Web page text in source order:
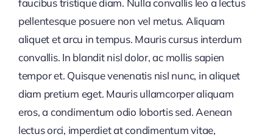
faucibus tristique diam. Nulla convallis leo a lectus
pellentesque posuere non vel metus. Aliquam
aliquet et arcu in tempus. Mauris cursus interdum
convallis. In blandit nisl dolor, ac mollis sapien
tempor et. Quisque venenatis nisl nunc, in aliquet
diam pretium eget. Mauris ullamcorper aliquam
eros, a condimentum odio lobortis sed. Aenean
lectus orci, imperdiet at condimentum vitae,